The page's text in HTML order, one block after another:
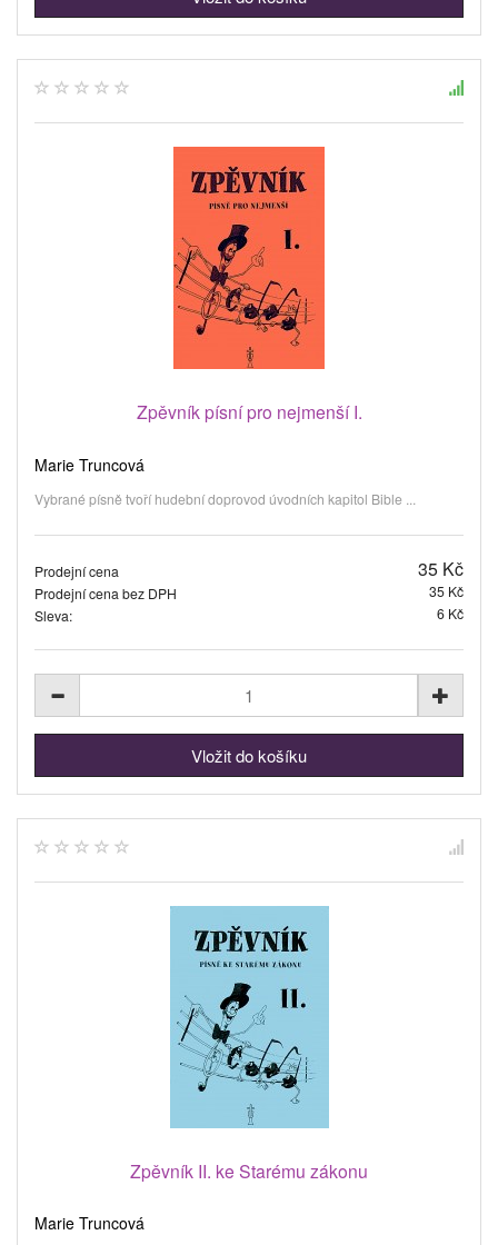
Zpěvník písní pro nejmenší I.
Marie Truncová
Vybrané písně tvoří hudební doprovod úvodních kapitol Bible ...
Prodejní cena 35 Kč
Prodejní cena bez DPH
35 Kč
Sleva:
6 Kč
Zpěvník II. ke Starému zákonu
Marie Truncová